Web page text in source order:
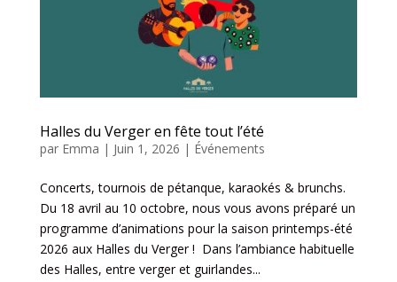
Halles du Verger en fête tout l’été
par Emma | Juin 1, 2026 | Événements
Concerts, tournois de pétanque, karaokés & brunchs.
Du 18 avril au 10 octobre, nous vous avons préparé un
programme d’animations pour la saison printemps-été
2026 aux Halles du Verger ! Dans l’ambiance habituelle
des Halles, entre verger et guirlandes...